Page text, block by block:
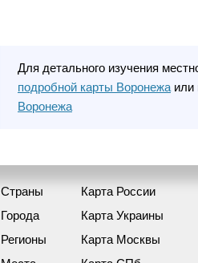
Для детального изучения
подробной карты Воронежа или
Воронежа
Страны
Города
Регионы
Карта России
Карта Украины
Карта Москвы